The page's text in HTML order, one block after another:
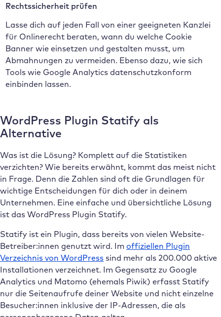
Rechtssicherheit prüfen
Lasse dich auf jeden Fall von einer geeigneten Kanzlei
für Onlinerecht beraten, wann du welche Cookie
Banner wie einsetzen und gestalten musst, um
Abmahnungen zu vermeiden. Ebenso dazu, wie sich
Tools wie Google Analytics datenschutzkonform
einbinden lassen.
WordPress Plugin Statify als
Alternative
Was ist die Lösung? Komplett auf die Statistiken
verzichten? Wie bereits erwähnt, kommt das meist nicht
in Frage. Denn die Zahlen sind oft die Grundlagen für
wichtige Entscheidungen für dich oder in deinem
Unternehmen. Eine einfache und übersichtliche Lösung
ist das WordPress Plugin Statify.
Statify ist ein Plugin, dass bereits von vielen Website-
Betreiber:innen genutzt wird. Im offiziellen Plugin
Verzeichnis von WordPress sind mehr als 200.000 aktive
Installationen verzeichnet. Im Gegensatz zu Google
Analytics und Matomo (ehemals Piwik) erfasst Statify
nur die Seitenaufrufe deiner Website und nicht einzelne
Besucher:innen inklusive der IP-Adressen, die als